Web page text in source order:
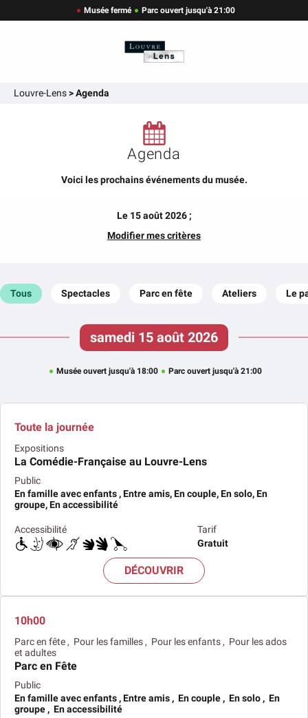
Musée fermé Parc ouvert jusqu'à 21:00
Louvre-Lens>Agenda
Agenda
Voici les prochains événements du musée.
Le 15 août 2026 ;
Modifier mes critères
Tous Spectacles Parc en fête Ateliers Le
samedi 15 août 2026
Musée ouvert jusqu'à 18:00 Parc ouvert jusqu'à 21:00
Toute la journée
Expositions
La Comédie-Française au Louvre-Lens
Public
En famille avec enfants , Entre amis, En couple, En solo, En
groupe, En accessibilité
Tarif
Gratuit
Accessibilité
DÉCOUVRIR
10h00
Parc en fête , Pour les familles , Pour les enfants , Pour les ados
et adultes
Parc en Fête
Public
En famille avec enfants , Entre amis , En couple , En solo , En
groupe , En accessibilité